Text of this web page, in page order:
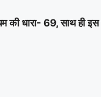
की धारा- 69, साथ ही इस